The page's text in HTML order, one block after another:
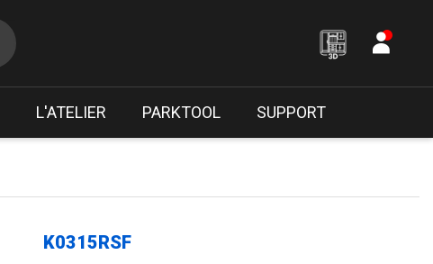
L'ATELIER PARKTOOL SUPPORT
K0315RSF